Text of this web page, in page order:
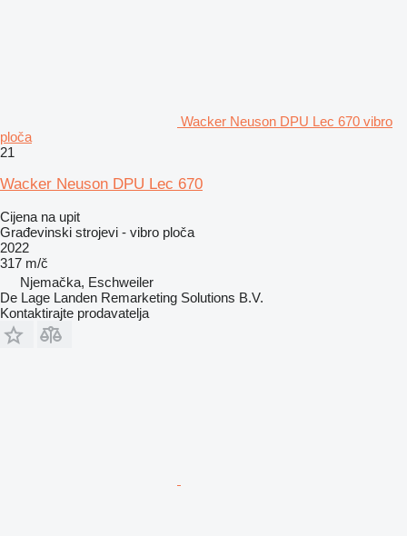
Wacker Neuson DPU Lec 670 vibro
ploča
21
Wacker Neuson DPU Lec 670
Cijena na upit
Građevinski strojevi - vibro ploča
2022
317 m/č
Njemačka, Eschweiler
De Lage Landen Remarketing Solutions B.V.
Kontaktirajte prodavatelja